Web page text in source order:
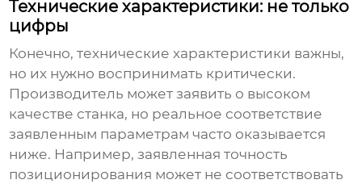
Технические характеристики: не только
цифры
Конечно, технические характеристики важны,
но их нужно воспринимать критически.
Производитель может заявить о высоком
качестве станка, но реальное соответствие
заявленным параметрам часто оказывается
ниже. Например, заявленная точность
позиционирования может не соответствовать